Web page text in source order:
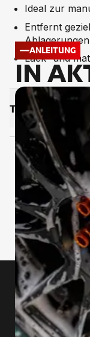
Ideal zur
Entfernt
Ablagerungen
Lack- und
TECH­NI­SCHE
ANLEITUNG
IN